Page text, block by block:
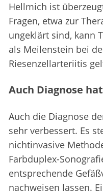
Hellmich ist
Fragen, etwa zur
ungeklärt sind, kann
als Meilenstein bei
Riesenzellarteriitis
Auch Diagnose
Auch die Diagnose
sehr verbessert. Es
nichtinvasive
Farbduplex-
entsprechende
nachweisen lassen.